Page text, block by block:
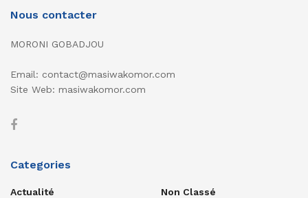
Nous contacter
MORONI GOBADJOU
Email: contact@masiwakomor.com
Site Web: masiwakomor.com
Categories
Actualité
Non Classé